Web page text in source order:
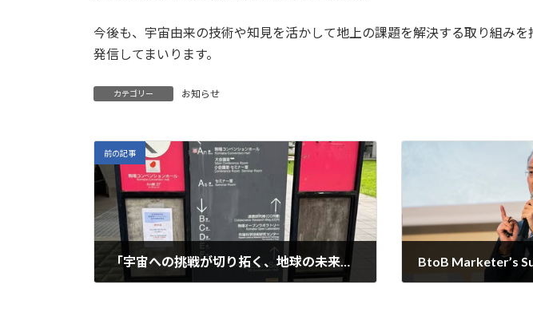
今後も、宇宙由来の技術や知見を活かして地上の課題を解決する取り組みを
発信してまいります。
カテゴリー お知らせ
前の記事
「宇宙への挑戦が切り拓く、地球の未来」～東大生研で講演を行いました～ BtoB Marketer’s